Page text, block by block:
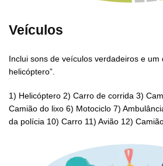
Veículos
Inclui sons de veículos verdadeiros e um
helicóptero”.
1) Helicóptero 2) Carro de corrida 3)
Camião do lixo 6) Motociclo 7)
da polícia 10) Carro 11) Avião 12)